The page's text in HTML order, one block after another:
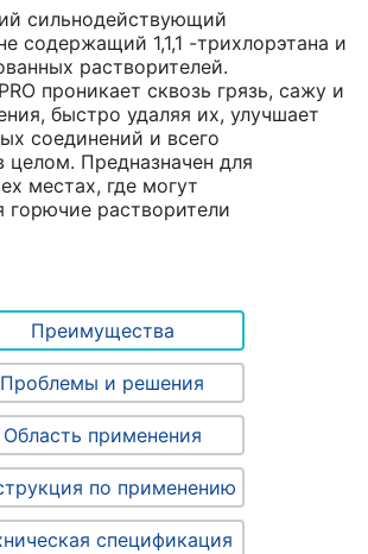
сильнодействующий
содержащий 1,1,1 -трихлорэтана и
растворителей.
проникает сквозь грязь, сажу и
быстро удаляя их, улучшает
соединений и всего
целом. Предназначен для
местах, где могут
горючие растворители
Преимущества
Проблемы и решения
Область применения
по применению
спецификация